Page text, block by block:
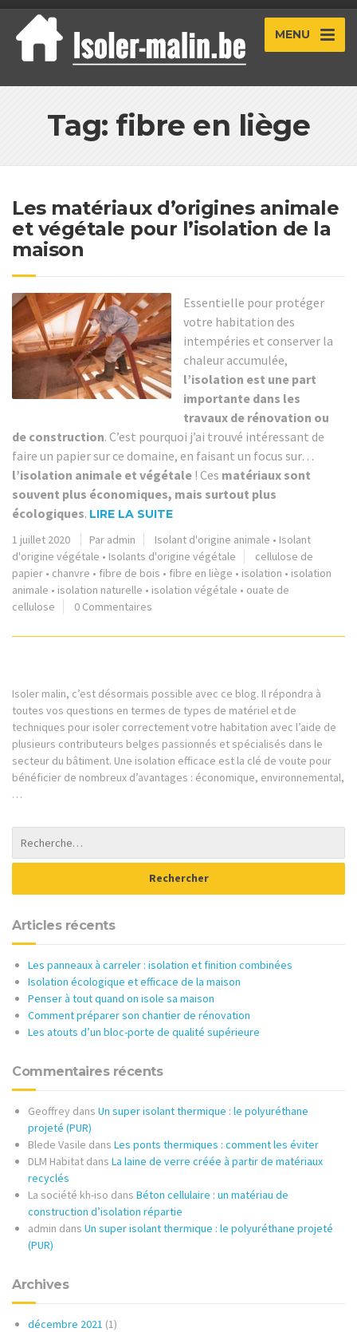
MENU
Tag: fibre en liège
Les matériaux d’origines animale
et végétale pour l’isolation de la
maison
Essentielle pour protéger
votre habitation des
intempéries et conserver la
chaleur accumulée,
l’isolation est une part
importante dans les
travaux de rénovation ou
de construction. C’est pourquoi j’ai trouvé intéressant de
faire un papier sur ce domaine, en faisant un focus sur…
l’isolation animale et végétale ! Ces matériaux sont
souvent plus économiques, mais surtout plus
écologiques. LIRE LA SUITE
1 juillet 2020
Par admin Isolant d'origine animale • Isolant
d'origine végétale • Isolants d'origine végétale
cellulose de
papier • chanvre • fibre de bois • fibre en liège • isolation • isolation
animale • isolation naturelle • isolation végétale • ouate de
cellulose
0 Commentaires
Isoler malin, c’est désormais possible avec ce blog. Il répondra à
toutes vos questions en termes de types de matériel et de
techniques pour isoler correctement votre habitation avec l’aide de
plusieurs contributeurs belges passionnés et spécialisés dans le
secteur du bâtiment. Une isolation efficace est la clé de voute pour
bénéficier de nombreux d’avantages : économique, environnemental,
…
Articles récents
Les panneaux à carreler : isolation et finition combinées
Isolation écologique et efficace de la maison
Penser à tout quand on isole sa maison
Comment préparer son chantier de rénovation
Les atouts d’un bloc-porte de qualité supérieure
Commentaires récents
Geoffrey dans Un super isolant thermique : le polyuréthane
projeté (PUR)
Blede Vasile dans Les ponts thermiques : comment les éviter
DLM Habitat dans La laine de verre créée à partir de matériaux
recyclés
La société kh-iso dans Béton cellulaire : un matériau de
construction d’isolation répartie
admin dans Un super isolant thermique : le polyuréthane projeté
(PUR)
Archives
décembre 2021 (1)